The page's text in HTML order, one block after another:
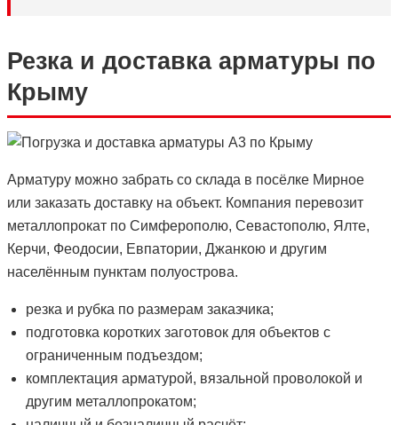
Резка и доставка арматуры по
Крыму
Арматуру можно забрать со склада в посёлке Мирное
или заказать доставку на объект. Компания перевозит
металлопрокат по Симферополю, Севастополю, Ялте,
Керчи, Феодосии, Евпатории, Джанкою и другим
населённым пунктам полуострова.
резка и рубка по размерам заказчика;
подготовка коротких заготовок для объектов с
ограниченным подъездом;
комплектация арматурой, вязальной проволокой и
другим металлопрокатом;